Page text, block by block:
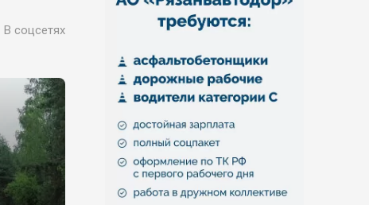
В соцсетях